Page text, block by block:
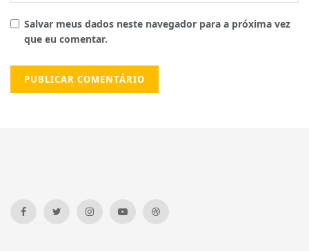
Salvar meus dados neste navegador para a próxima vez
que eu comentar.